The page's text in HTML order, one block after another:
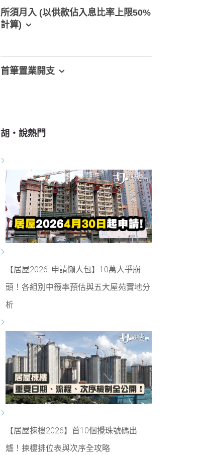
所須月入 (以供款佔入息比率上限50%
計算)
首筆置業開支
胡‧說熱門
【居屋2026: 申請懶人包】10萬人爭崩
頭！各組別中籤率預估與五大屋苑實地分
析
【居屋揀樓2026】首10個攪珠號碼出
爐！揀樓排位表與次序全攻略